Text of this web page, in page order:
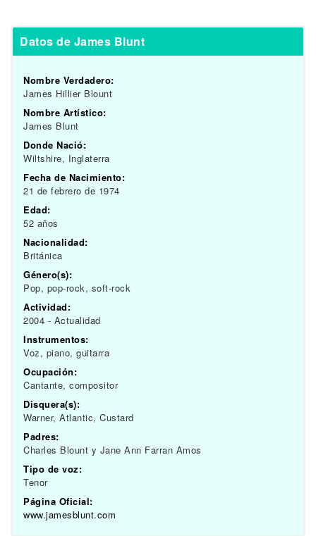
Datos de James Blunt
Nombre Verdadero:
James Hillier Blount
Nombre Artístico:
James Blunt
Donde Nació:
Wiltshire, Inglaterra
Fecha de Nacimiento:
21 de febrero de 1974
Edad:
52 años
Nacionalidad:
Británica
Género(s):
Pop, pop-rock, soft-rock
Actividad:
2004 - Actualidad
Instrumentos:
Voz, piano, guitarra
Ocupación:
Cantante, compositor
Disquera(s):
Warner, Atlantic, Custard
Padres:
Charles Blount y Jane Ann Farran Amos
Tipo de voz:
Tenor
Página Oficial:
www.jamesblunt.com